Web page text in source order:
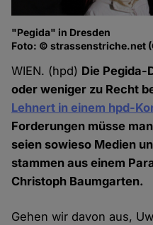
"Pegida" in Dresden
Foto: © strassenstriche.net
WIEN. (hpd) Die Pegida-
oder weniger zu Recht
Lehnert in einem hpd-
Forderungen müsse
seien sowieso Medien
stammen aus einem
Christoph Baumgarten.
Gehen wir davon aus,